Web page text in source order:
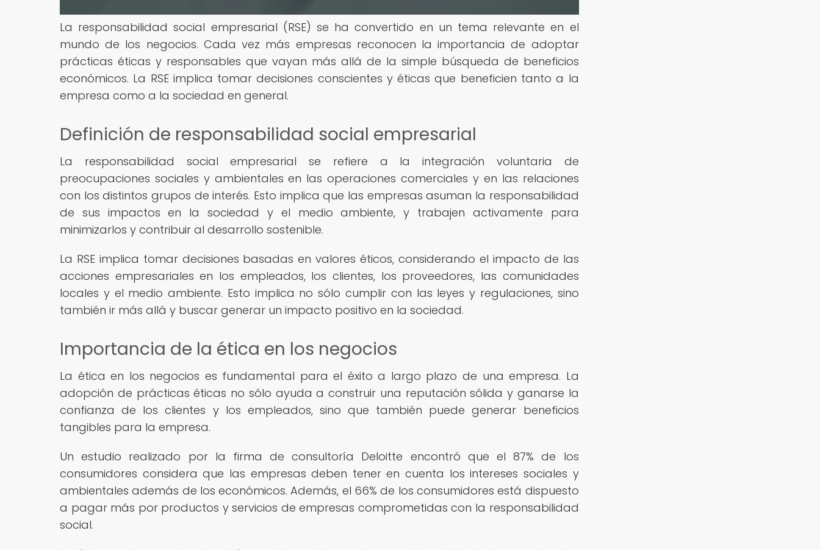
La responsabilidad social empresarial (RSE) se ha convertido en un tema relevante en el
mundo de los negocios. Cada vez más empresas reconocen la importancia de adoptar
prácticas éticas y responsables que vayan más allá de la simple búsqueda de beneficios
económicos. La RSE implica tomar decisiones conscientes y éticas que beneficien tanto a la
empresa como a la sociedad en general.
Definición de responsabilidad social empresarial
La responsabilidad social empresarial se refiere a la integración voluntaria de
preocupaciones sociales y ambientales en las operaciones comerciales y en las relaciones
con los distintos grupos de interés. Esto implica que las empresas asuman la responsabilidad
de sus impactos en la sociedad y el medio ambiente, y trabajen activamente para
minimizarlos y contribuir al desarrollo sostenible.
La RSE implica tomar decisiones basadas en valores éticos, considerando el impacto de las
acciones empresariales en los empleados, los clientes, los proveedores, las comunidades
locales y el medio ambiente. Esto implica no sólo cumplir con las leyes y regulaciones, sino
también ir más allá y buscar generar un impacto positivo en la sociedad.
Importancia de la ética en los negocios
La ética en los negocios es fundamental para el éxito a largo plazo de una empresa. La
adopción de prácticas éticas no sólo ayuda a construir una reputación sólida y ganarse la
confianza de los clientes y los empleados, sino que también puede generar beneficios
tangibles para la empresa.
Un estudio realizado por la firma de consultoría Deloitte encontró que el 87% de los
consumidores considera que las empresas deben tener en cuenta los intereses sociales y
ambientales además de los económicos. Además, el 66% de los consumidores está dispuesto
a pagar más por productos y servicios de empresas comprometidas con la responsabilidad
social.